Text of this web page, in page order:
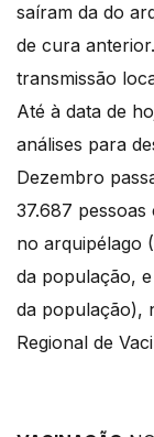
saíram da do
de cura
transmissão
Até à data de
análises para
Dezembro
37.687
no arquipélago
da população,
da população),
Regional de